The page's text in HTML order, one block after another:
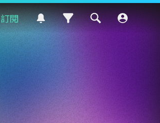
訂閱